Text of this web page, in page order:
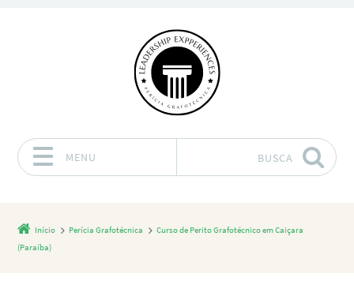
MENU BUSCA
Início Perícia Grafotécnica
Curso de Perito Grafotécnico em Caiçara
(Paraíba)